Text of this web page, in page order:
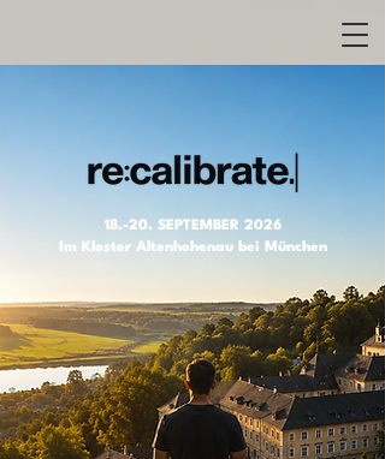
18.-20. SEPTEMBER 2026
Im Kloster Altenhohenau bei München